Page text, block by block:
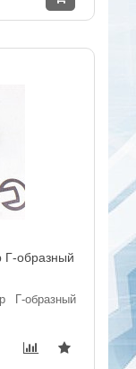
Г-образный
Г-образный